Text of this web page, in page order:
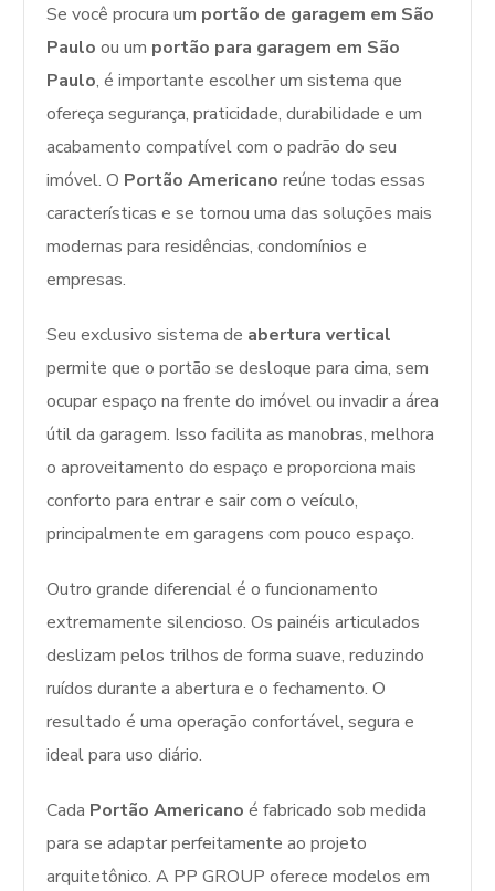
Se você procura um portão de garagem em São
Paulo ou um portão para garagem em São
Paulo, é importante escolher um sistema que
ofereça segurança, praticidade, durabilidade e um
acabamento compatível com o padrão do seu
imóvel. O Portão Americano reúne todas essas
características e se tornou uma das soluções mais
modernas para residências, condomínios e
empresas.
Seu exclusivo sistema de abertura vertical
permite que o portão se desloque para cima, sem
ocupar espaço na frente do imóvel ou invadir a área
útil da garagem. Isso facilita as manobras, melhora
o aproveitamento do espaço e proporciona mais
conforto para entrar e sair com o veículo,
principalmente em garagens com pouco espaço.
Outro grande diferencial é o funcionamento
extremamente silencioso. Os painéis articulados
deslizam pelos trilhos de forma suave, reduzindo
ruídos durante a abertura e o fechamento. O
resultado é uma operação confortável, segura e
ideal para uso diário.
Cada Portão Americano é fabricado sob medida
para se adaptar perfeitamente ao projeto
arquitetônico. A PP GROUP oferece modelos em